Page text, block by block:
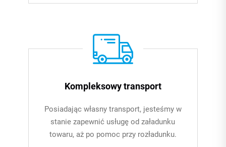
Kompleksowy transport
Posiadając własny transport, jesteśmy w
stanie zapewnić usługę od załadunku
towaru, aż po pomoc przy rozładunku.